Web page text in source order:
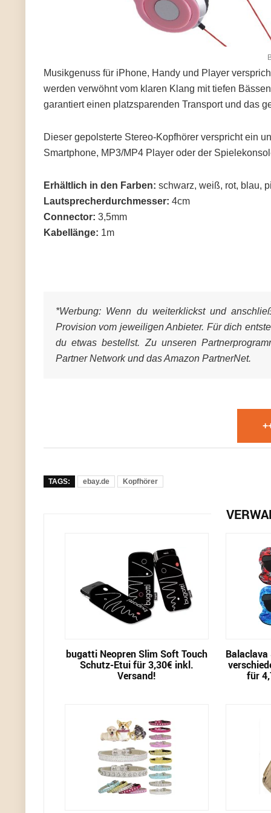
Musikgenuss für iPhone, Handy und Player
werden verwöhnt vom klaren Klang mit tiefen
garantiert einen platzsparenden Transport und das
Dieser gepolsterte Stereo-Kopfhörer verspricht ein
Smartphone, MP3/MP4 Player oder der
Erhältlich in den Farben: schwarz, weiß, rot, blau,
Lautsprecherdurchmesser: 4cm
Connector: 3,5mm
Kabellänge: 1m
*Werbung: Wenn du weiterklickst und
Provision vom jeweiligen Anbieter. Für dich
du etwas bestellst. Zu unseren
Partner Network und das Amazon PartnerNet.
TAGS: ebay.de Kopfhörer
bugatti Neopren Slim Soft Touch
Schutz-Etui für 3,30€ inkl.
Versand!
für